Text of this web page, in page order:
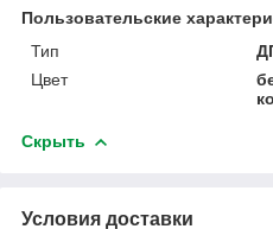
Пользовательские
Тип
Цвет
Скрыть
Условия доставки